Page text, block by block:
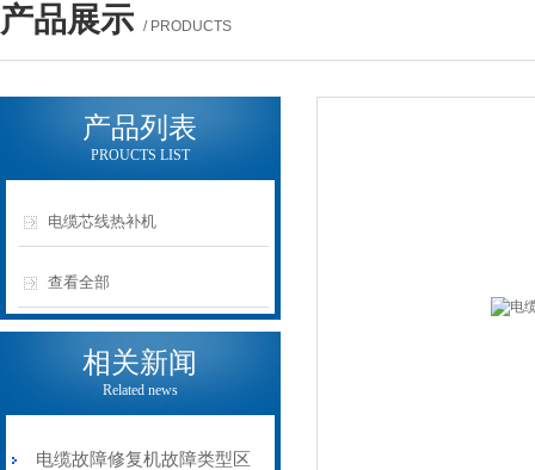
产品展示 / PRODUCTS
产品列表
PROUCTS LIST
电缆芯线热补机
查看全部
相关新闻
Related news
电缆故障修复机故障类型区